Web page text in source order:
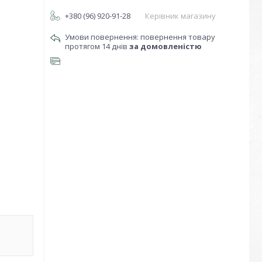
+380 (96) 920-91-28
Керівник магазину
повернення товару
протягом 14 днів за домовленістю